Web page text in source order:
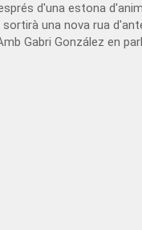
d'una estona
sortirà una nova rua
Gabri González en